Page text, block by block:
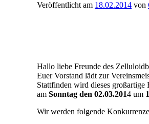
Veröffentlicht am 18.02.2014 von
Hallo liebe Freunde des
Euer Vorstand lädt zur
Stattfinden wird dieses großartige
am Sonntag den 02.03.2014 um
Wir werden folgende